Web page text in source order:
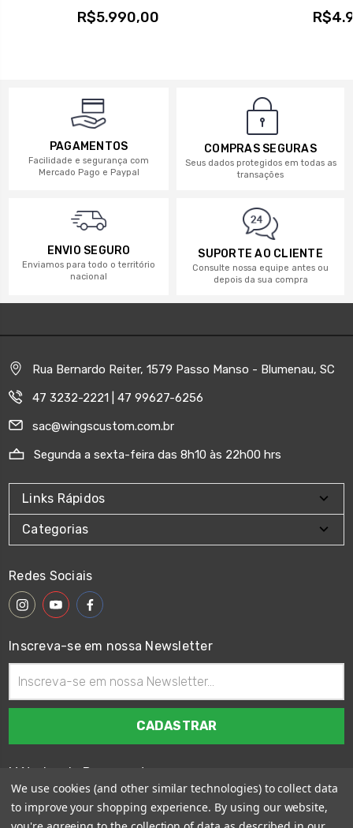
R$5.990,00
PAGAMENTOS
Facilidade e segurança com
Mercado Pago e Paypal
COMPRAS SEGURAS
Seus dados protegidos em todas as
transações
ENVIO SEGURO
Enviamos para todo o território
nacional
SUPORTE AO CLIENTE
Consulte nossa equipe antes ou
depois da sua compra
Rua Bernardo Reiter, 1579 Passo Manso - Blumenau, SC
47 3232-2221 | 47 99627-6256
sac@wingscustom.com.br
Segunda a sexta-feira das 8h10 às 22h00 hrs
Links Rápidos
Categorias
Redes Sociais
Inscreva-se em nossa Newsletter
de
email
Métodos de Pagamento
We use cookies (and other similar technologies) to collect data
to improve your shopping experience. By using our website,